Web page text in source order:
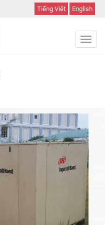
Tiếng Việt English